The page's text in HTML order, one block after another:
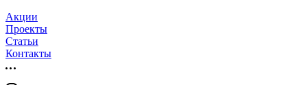
Акции
Проекты
Статьи
Контакты